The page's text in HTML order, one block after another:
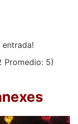
entrada!
Promedio: 5)